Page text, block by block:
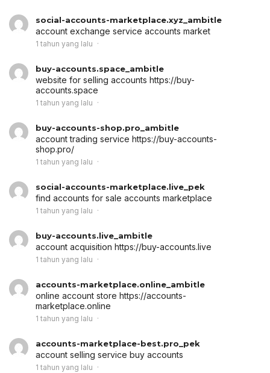
social-accounts-marketplace.xyz_ambitle
account exchange service accounts market
1 tahun yang lalu
buy-accounts.space_ambitle
website for selling accounts https://buy-
accounts.space
1 tahun yang lalu
buy-accounts-shop.pro_ambitle
account trading service https://buy-accounts-
shop.pro/
1 tahun yang lalu
social-accounts-marketplace.live_pek
find accounts for sale accounts marketplace
1 tahun yang lalu
buy-accounts.live_ambitle
account acquisition https://buy-accounts.live
1 tahun yang lalu
accounts-marketplace.online_ambitle
online account store https://accounts-
marketplace.online
1 tahun yang lalu
accounts-marketplace-best.pro_pek
account selling service buy accounts
1 tahun yang lalu